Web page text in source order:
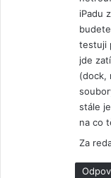
iPadu
testuji
jde
(dock,
stále
na co
Za